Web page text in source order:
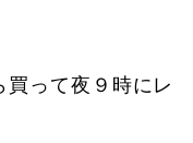
って夜９時にレ